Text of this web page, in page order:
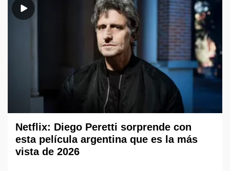
Netflix: Diego Peretti sorprende con
esta película argentina que es la más
vista de 2026